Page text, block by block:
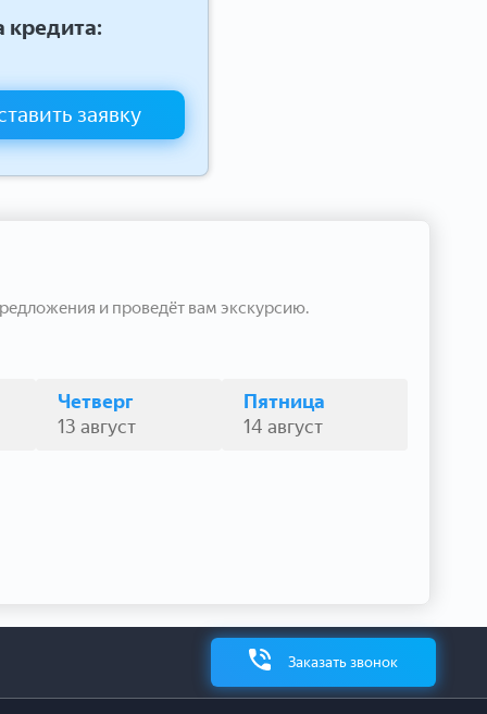
кредита:
заявку
и проведёт вам экскурсию.
Четверг
13 август
Пятница
14 август
Заказать звонок